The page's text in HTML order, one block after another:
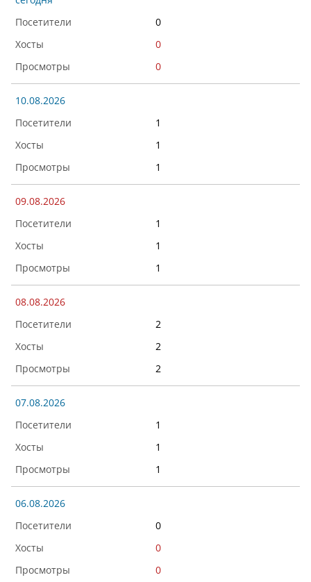
0
0
0
10.08.2026
1
1
1
09.08.2026
1
1
1
08.08.2026
2
2
2
07.08.2026
1
1
1
06.08.2026
0
0
0